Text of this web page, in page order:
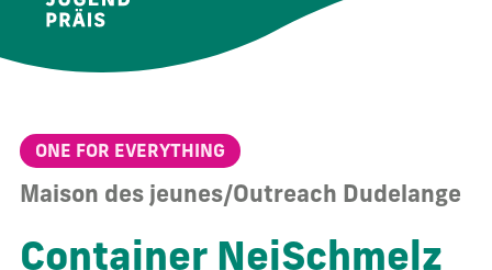
ONE FOR EVERYTHING
Maison des jeunes/Outreach Dudelange
Container NeiSchmelz